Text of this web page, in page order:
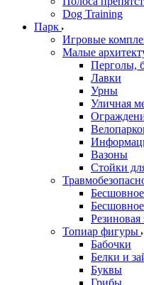
Dog Training
Парк
Игровые
Малые
Перголы,
Лавки
Урны
Уличная
Вазоны
Стойки
Резиновая
Топиар фигуры
Бабочки
Белки и
Буквы
Грибы